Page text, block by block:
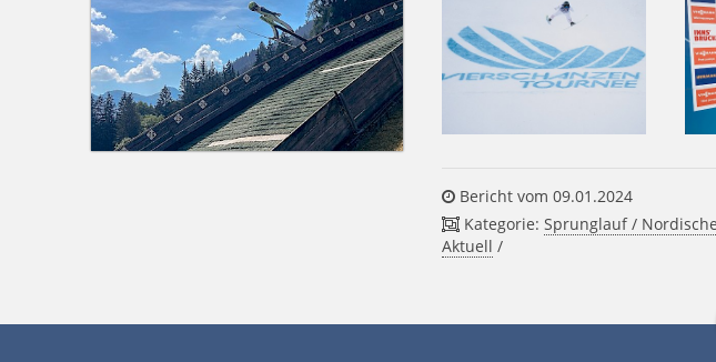
Bericht vom 09.01.2024
Kategorie:Sprunglauf /
Aktuell /